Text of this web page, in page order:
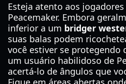
Esteja atento aos
Peacemaker. Embora
inferior a um bridger
suas balas podem
você estiver se protegendo
um usuário habilidoso de
acertá-lo de ângulos que